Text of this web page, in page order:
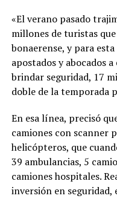
«El verano pasado
millones de turistas
bonaerense, y para
apostados y abocados
brindar seguridad, 17
doble de la temporada
En esa línea, precisó
camiones con scanner
helicópteros, que
39 ambulancias, 5
camiones hospitales.
inversión en seguridad,